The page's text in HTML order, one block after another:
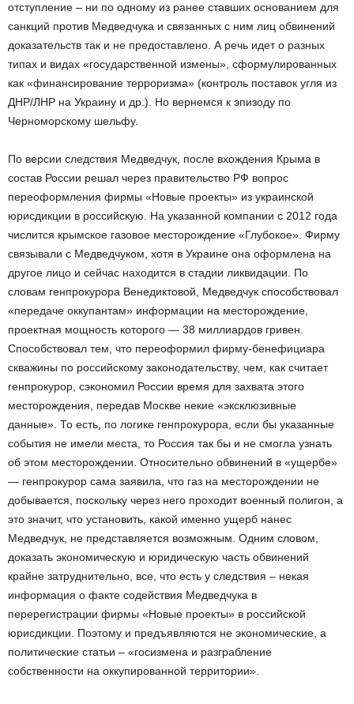
отступление – ни по одному из ранее ставших основанием для
санкций против Медведчука и связанных с ним лиц обвинений
доказательств так и не предоставлено. А речь идет о разных
типах и видах «государственной измены», сформулированных
как «финансирование терроризма» (контроль поставок угля из
ДНР/ЛНР на Украину и др.). Но вернемся к эпизоду по
Черноморскому шельфу.
По версии следствия Медведчук, после вхождения Крыма в
состав России решал через правительство РФ вопрос
переоформления фирмы «Новые проекты» из украинской
юрисдикции в российскую. На указанной компании с 2012 года
числится крымское газовое месторождение «Глубокое». Фирму
связывали с Медведчуком, хотя в Украине она оформлена на
другое лицо и сейчас находится в стадии ликвидации. По
словам генпрокурора Венедиктовой, Медведчук способствовал
«передаче оккупантам» информации на месторождение,
проектная мощность которого — 38 миллиардов гривен.
Способствовал тем, что переоформил фирму-бенефициара
скважины по российскому законодательству, чем, как считает
генпрокурор, сэкономил России время для захвата этого
месторождения, передав Москве некие «эксклюзивные
данные». То есть, по логике генпрокурора, если бы указанные
события не имели места, то Россия так бы и не смогла узнать
об этом месторождении. Относительно обвинений в «ущербе»
— генпрокурор сама заявила, что газ на месторождении не
добывается, поскольку через него проходит военный полигон, а
это значит, что установить, какой именно ущерб нанес
Медведчук, не представляется возможным. Одним словом,
доказать экономическую и юридическую часть обвинений
крайне затруднительно, все, что есть у следствия – некая
информация о факте содействия Медведчука в
перерегистрации фирмы «Новые проекты» в российской
юрисдикции. Поэтому и предъявляются не экономические, а
политические статьи – «госизмена и разграбление
собственности на оккупированной территории».